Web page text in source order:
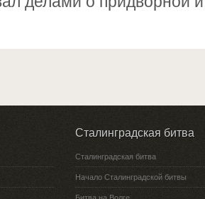
Сталинградская битва
Сталинградская битва
Начало Сталинградской битвы